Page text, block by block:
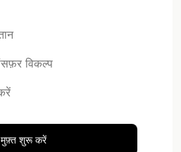
विकल्प
मुफ़्त शुरू करें